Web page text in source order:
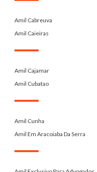
Amil Cabreuva
Amil Caieiras
Amil Cajamar
Amil Cubatao
Amil Cunha
Amil Em Aracoiaba Da Serra